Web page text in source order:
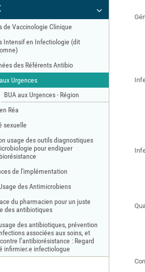
de Vaccinologie Clinique
Intensif en Infectiologie (dit
des Référents Antibio
Urgences
BUA aux Urgences - Région
Réa
sexuelle
usage des outils diagnostiques
pour endiguer
de l'implémentation
des Antimicrobiens
du pharmacien pour un juste
des antibiotiques
des antibiotiques, prévention
associées aux soins, et
l’antibiorésistance : Regard
infirmier.e infectiologue